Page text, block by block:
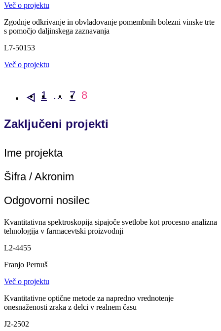
Več o projektu
Zgodnje odkrivanje in obvladovanje pomembnih bolezni vinske trte
s pomočjo daljinskega zaznavanja
L7-50153
Več o projektu
< 1 … 7 8
Zaključeni projekti
Ime projekta
Šifra / Akronim
Odgovorni nosilec
Kvantitativna spektroskopija sipajoče svetlobe kot procesno analizna
tehnologija v farmacevtski proizvodnji
L2-4455
Franjo Pernuš
Več o projektu
Kvantitativne optične metode za napredno vrednotenje
onesnaženosti zraka z delci v realnem času
J2-2502